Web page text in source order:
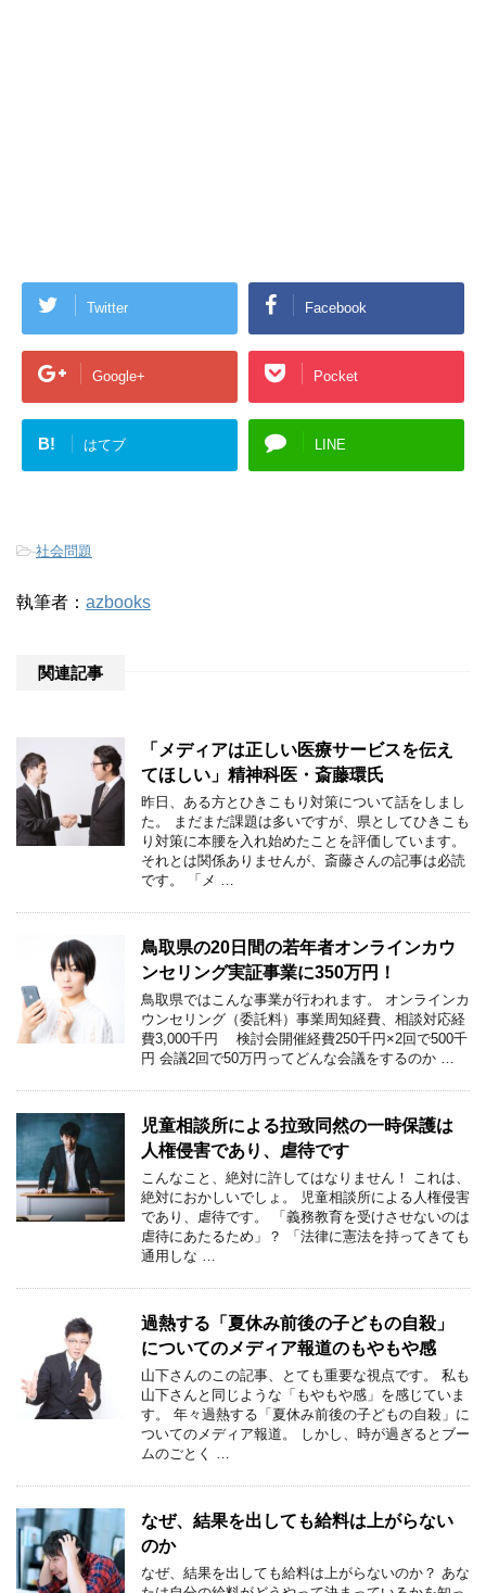
Twitter Facebook
Google+ Pocket
B! はてブ LINE
-社会問題
執筆者： azbooks
関連記事
「メディアは正しい医療サービスを伝え
てほしい」精神科医・斎藤環氏
昨日、ある方とひきこもり対策について話をしまし
た。 まだまだ課題は多いですが、県としてひきこも
り対策に本腰を入れ始めたことを評価しています。
それとは関係ありませんが、斎藤さんの記事は必読
です。 「メ …
鳥取県の20日間の若年者オンラインカウ
ンセリング実証事業に350万円！
鳥取県ではこんな事業が行われます。 オンラインカ
ウンセリング（委託料）事業周知経費、相談対応経
費3,000千円 検討会開催経費250千円×2回で500千
円 会議2回で50万円ってどんな会議をするのか …
児童相談所による拉致同然の一時保護は
人権侵害であり、虐待です
こんなこと、絶対に許してはなりません！ これは、
絶対におかしいでしょ。 児童相談所による人権侵害
であり、虐待です。 「義務教育を受けさせないのは
虐待にあたるため」？ 「法律に憲法を持ってきても
通用しな …
過熱する「夏休み前後の子どもの自殺」
についてのメディア報道のもやもや感
山下さんのこの記事、とても重要な視点です。 私も
山下さんと同じような「もやもや感」を感じていま
す。 年々過熱する「夏休み前後の子どもの自殺」に
ついてのメディア報道。 しかし、時が過ぎるとブー
ムのごとく …
なぜ、結果を出しても給料は上がらない
のか
なぜ、結果を出しても給料は上がらないのか？ あな